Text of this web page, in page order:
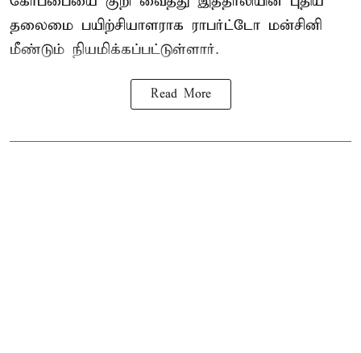
தலைமை பயிற்சியாளராக ராபர்ட்டோ மன்சினி
மீண்டும் நியமிக்கப்பட்டுள்ளார்.
Read More